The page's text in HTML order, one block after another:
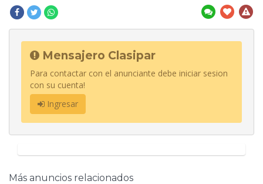
Mensajero Clasipar
Para contactar con el anunciante debe iniciar sesion
con su cuenta!
Ingresar
Más anuncios relacionados